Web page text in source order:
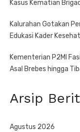
Kasus Kematian
Kalurahan Gotakan
Edukasi Kader
Kementerian P2MI
Asal Brebes hingga
Arsip
Agustus 2026